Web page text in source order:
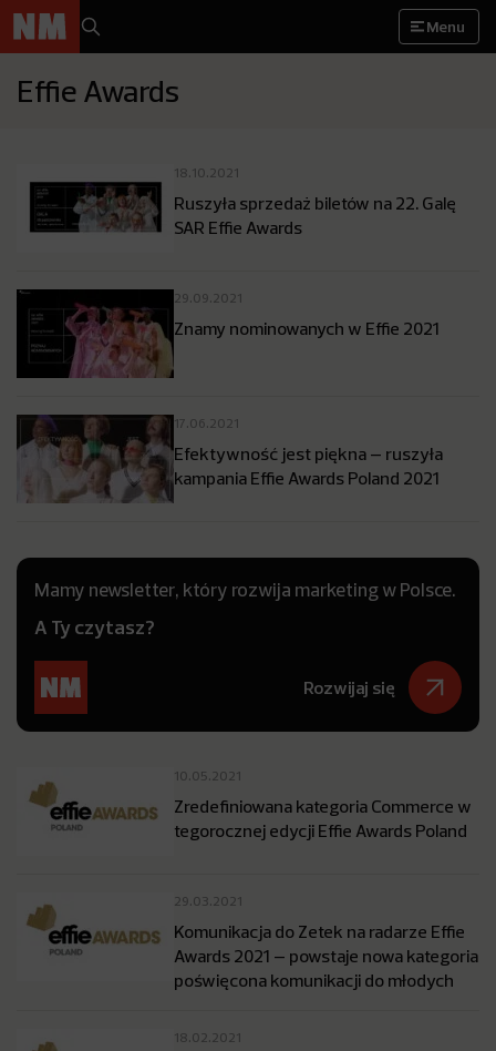
Menu
Effie Awards
18.10.2021
Ruszyła sprzedaż biletów na 22. Galę
SAR Effie Awards
29.09.2021
Znamy nominowanych w Effie 2021
17.06.2021
Efektywność jest piękna – ruszyła
kampania Effie Awards Poland 2021
Mamy newsletter, który rozwija marketing w Polsce.
A Ty czytasz?
Rozwijaj się
10.05.2021
Zredefiniowana kategoria Commerce w
tegorocznej edycji Effie Awards Poland
29.03.2021
Komunikacja do Zetek na radarze Effie
Awards 2021 – powstaje nowa kategoria
poświęcona komunikacji do młodych
18.02.2021